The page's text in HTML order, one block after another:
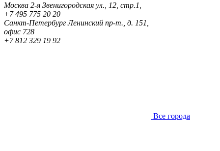
Москва 2-я Звенигородская ул., 12, стр.1,
+7 495 775 20 20
Санкт-ПетербургЛенинский пр-т., д. 151,
офис 728
+7 812 329 19 92
Все города